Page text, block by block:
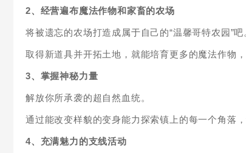
2、经营遍布魔法作物和家畜的农场
将被遗忘的农场打造成属于自己的“温馨哥特农园”吧
取得新道具并开拓土地，就能培育更多的魔法作物
3、掌握神秘力量
解放你所承袭的超自然血统。
通过能改变样貌的变身能力探索镇上的每一个角落
4、充满魅力的支线活动